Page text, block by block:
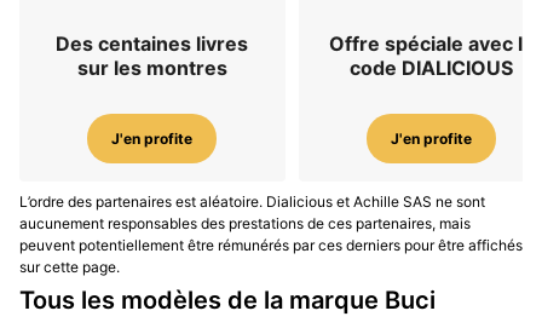
Des centaines livres
sur les montres
J'en profite
Offre spéciale avec le
code DIALICIOUS
J'en profite
L’ordre des partenaires est aléatoire. Dialicious et Achille SAS ne sont
aucunement responsables des prestations de ces partenaires, mais
peuvent potentiellement être rémunérés par ces derniers pour être affichés
sur cette page.
Tous les modèles de la marque Buci